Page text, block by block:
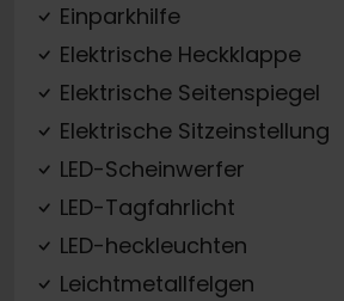
Einparkhilfe
Elektrische Heckklappe
Elektrische Seitenspiegel
Elektrische Sitzeinstellung
LED-Scheinwerfer
LED-Tagfahrlicht
LED-heckleuchten
Leichtmetallfelgen